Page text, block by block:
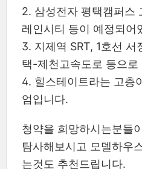
2. 삼성전자 평택캠퍼스
레인시티 등이 예정되어
3. 지제역 SRT, 1호선 서
택-제천고속도로 등으로
4. 힐스테이트라는 고층
엄입니다.
청약을 희망하시는분들
탐사해보시고 모델하우
는것도 추천드립니다.